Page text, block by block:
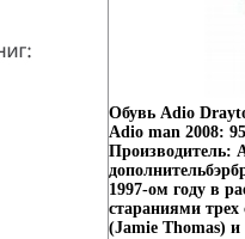
Обувь Adio
Adio man 2008:
Производитель:
1997-ом году в
стараниями
(Jamie Thomas)